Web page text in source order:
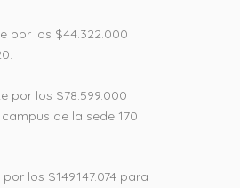
por los $44.322.000
por los $78.599.000
de la sede 170
los $149.147.074 para